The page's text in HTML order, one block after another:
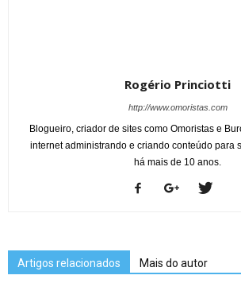
Rogério Princiotti
http://www.omoristas.com
Blogueiro, criador de sites como Omoristas e
internet administrando e criando conteúdo para
há mais de 10 anos.
Artigos relacionados Mais do autor